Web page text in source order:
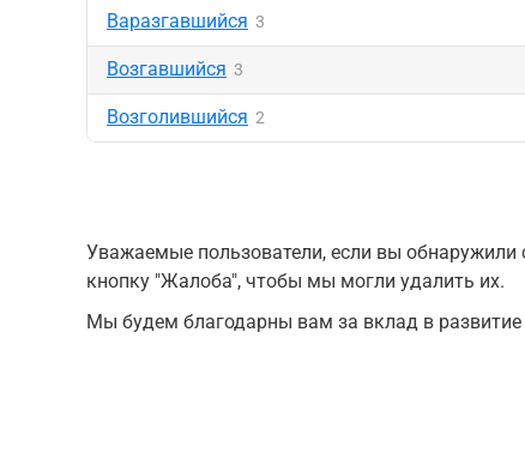
Варазгавшийся 3
Возгавшийся 3
Возголившийся 2
Уважаемые пользователи, если вы обнаружили
кнопку "Жалоба", чтобы мы могли удалить их.
Мы будем благодарны вам за вклад в развитие